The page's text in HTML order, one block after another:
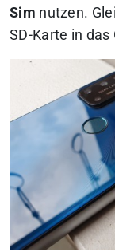
Sim nutzen.
SD-Karte in das